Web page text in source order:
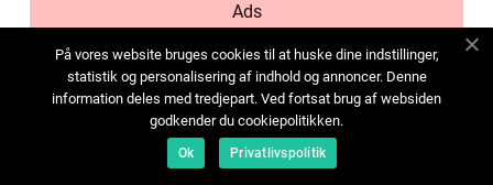
Ads
Cookies
Contact
Sitemap
På vores website bruges cookies til at huske dine indstillinger,
statistik og personalisering af indhold og annoncer. Denne
information deles med tredjepart. Ved fortsat brug af websiden
godkender du cookiepolitikken.
Ok Privatlivspolitik